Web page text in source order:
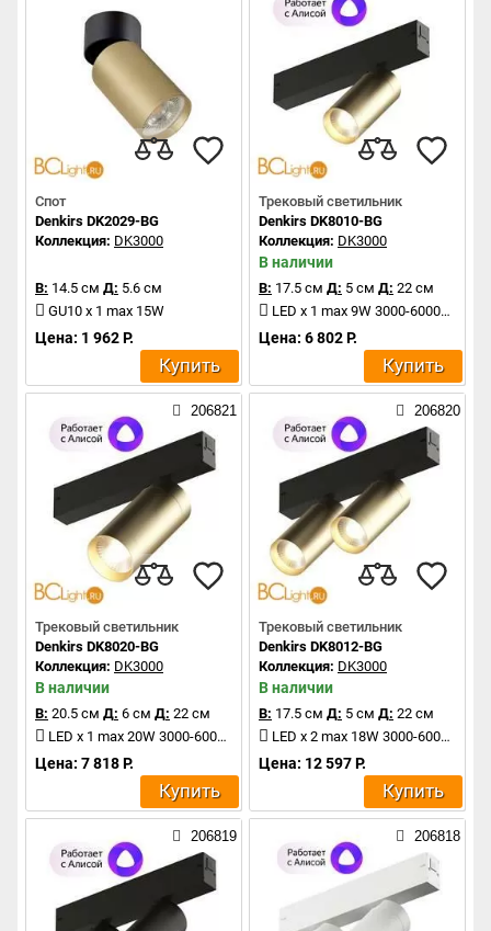
Спот
Denkirs DK2029-BG
Коллекция: DK3000
В: 14.5 см Д: 5.6 см
GU10 x 1 max 15W
Цена: 1 962 Р.
Купить
Трековый светильник
Denkirs DK8010-BG
Коллекция: DK3000
В наличии
В: 17.5 см Д: 5 см Д: 22 см
LED x 1 max 9W 3000-6000K 780Lm
Цена: 6 802 Р.
Купить
206821
Трековый светильник
Denkirs DK8020-BG
Коллекция: DK3000
В наличии
В: 20.5 см Д: 6 см Д: 22 см
LED x 1 max 20W 3000-6000K 1800Lm
Цена: 7 818 Р.
Купить
206820
Трековый светильник
Denkirs DK8012-BG
Коллекция: DK3000
В наличии
В: 17.5 см Д: 5 см Д: 22 см
LED x 2 max 18W 3000-6000K 1560Lm
Цена: 12 597 Р.
Купить
206819 206818